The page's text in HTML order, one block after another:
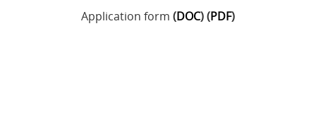
Application form (DOC) (PDF)